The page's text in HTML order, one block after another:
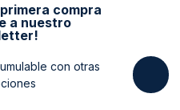
compra
a nuestro
con otras